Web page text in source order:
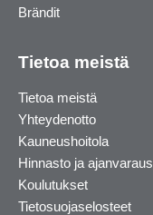
Brändit
Tietoa meistä
Tietoa meistä
Yhteydenotto
Kauneushoitola
Hinnasto ja ajanvaraus
Koulutukset
Tietosuojaselosteet